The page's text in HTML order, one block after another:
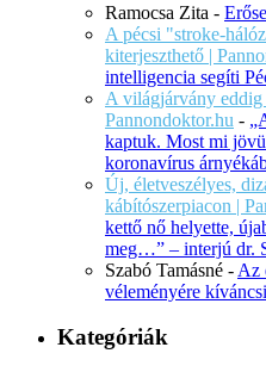
Ramocsa Zita -
A pécsi "stroke-
kiterjeszthető |
intelligencia segíti
A világjárvány
Pannondoktor.hu -
kaptuk. Most mi
koronavírus
Új, életveszélyes,
kábítószerpiacon |
kettő nő helyette,
meg…” – interjú dr.
Szabó Tamásné - Az
véleményére
Kategóriák